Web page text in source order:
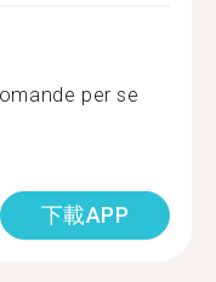
per se
下載APP